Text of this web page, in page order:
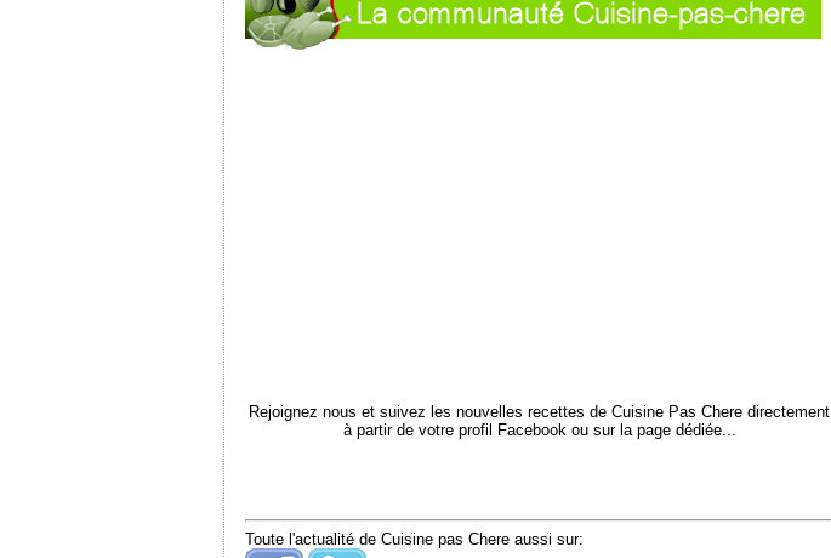
Rejoignez nous et suivez les nouvelles recettes de Cuisine Pas Chere directement
à partir de votre profil Facebook ou sur la page dédiée...
Toute l'actualité de Cuisine pas Chere aussi sur: